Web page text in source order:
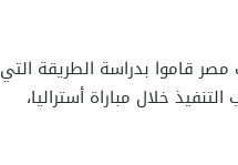
قاموا بدراسة الطريقة التي
خلال مباراة أستراليا،